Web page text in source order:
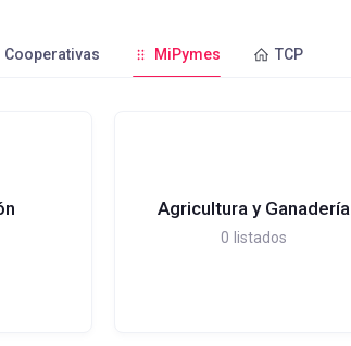
Cooperativas MiPymes TCP
Agricultura y Ganadería
0 listados